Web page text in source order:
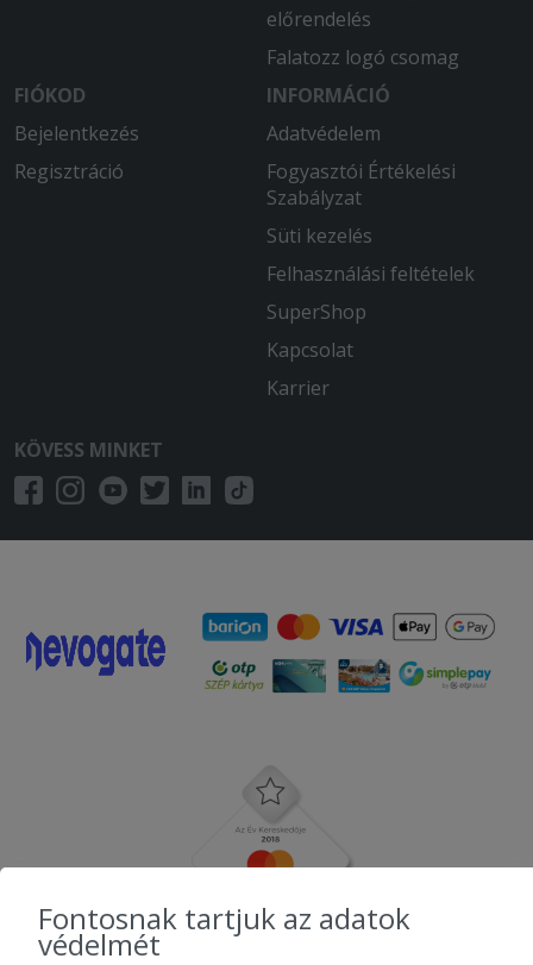
előrendelés
Falatozz logó csomag
FIÓKOD
Bejelentkezés
Regisztráció
INFORMÁCIÓ
Adatvédelem
Fogyasztói Értékelési
Szabályzat
Süti kezelés
Felhasználási feltételek
SuperShop
Kapcsolat
Karrier
KÖVESS MINKET
Fontosnak tartjuk az adatok
védelmét